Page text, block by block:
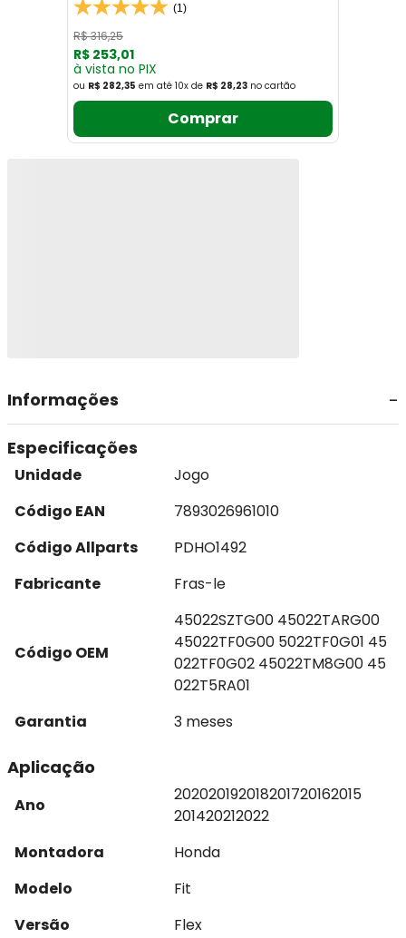
(1)
R$316,25
R$ 253,01
à vista no PIX
ou R$ 282,35 em até 10x de R$ 28,23 no cartão
Comprar
Informações
Especificações
Unidade
Jogo
Código EAN
7893026961010
Código Allparts
PDHO1492
Fabricante
Fras-le
Código OEM
45022SZTG00 45022TARG00
45022TF0G00 5022TF0G01 45
022TF0G02 45022TM8G00 45
022T5RA01
Garantia
3 meses
Aplicação
Ano
202020192018201720162015
201420212022
Montadora
Honda
Modelo
Fit
Versão
Flex